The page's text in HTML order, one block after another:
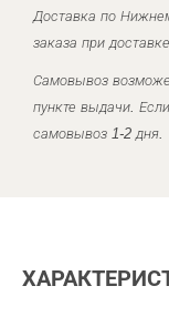
Доставка по
заказа при
Самовывоз
пункте выдачи.
самовывоз 1-2 дня.